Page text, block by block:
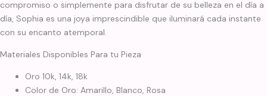
compromiso o simplemente para disfrutar de su belleza en el día a
día, Sophia es una joya imprescindible que iluminará cada instante
con su encanto atemporal.
Materiales Disponibles Para tu Pieza
Oro 10k, 14k, 18k
Color de Oro: Amarillo, Blanco, Rosa